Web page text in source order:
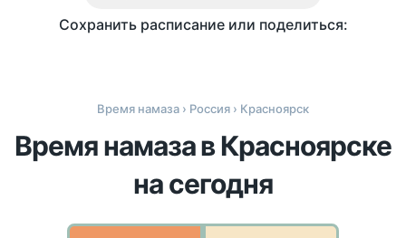
Сохранить расписание или поделиться:
Время намаза › Россия › Красноярск
Время намаза в Красноярске
на сегодня